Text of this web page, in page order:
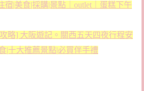
宿|美食|採購|景點｜outlet｜蛋糕下午
略] 大阪遊記。關西五天四夜行程安
|十大推薦景點|必買伴手禮